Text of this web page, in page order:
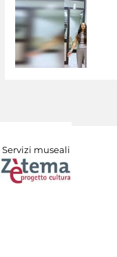
Servizi museali